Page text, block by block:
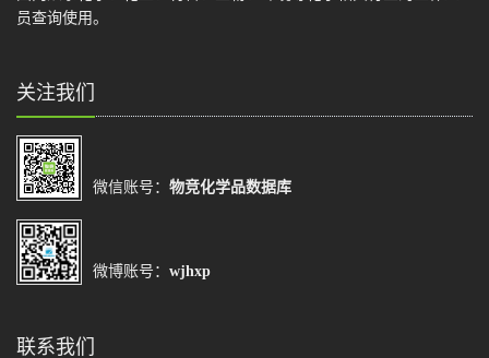
员查询使用。
关注我们
微信账号： 物竞化学品数据库
微博账号： wjhxp
联系我们